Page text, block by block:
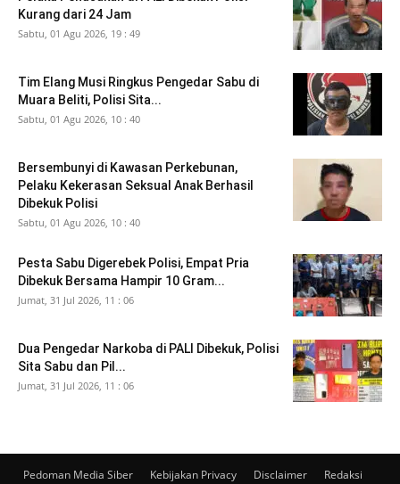
Kurang dari 24 Jam
Sabtu, 01 Agu 2026, 19 : 49
Tim Elang Musi Ringkus Pengedar Sabu di
Muara Beliti, Polisi Sita...
Sabtu, 01 Agu 2026, 10 : 40
Bersembunyi di Kawasan Perkebunan,
Pelaku Kekerasan Seksual Anak Berhasil
Dibekuk Polisi
Sabtu, 01 Agu 2026, 10 : 40
Pesta Sabu Digerebek Polisi, Empat Pria
Dibekuk Bersama Hampir 10 Gram...
Jumat, 31 Jul 2026, 11 : 06
Dua Pengedar Narkoba di PALI Dibekuk, Polisi
Sita Sabu dan Pil...
Jumat, 31 Jul 2026, 11 : 06
Pedoman Media Siber Kebijakan Privacy Disclaimer Redaksi